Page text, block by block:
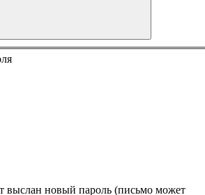
выслан новый пароль (письмо может